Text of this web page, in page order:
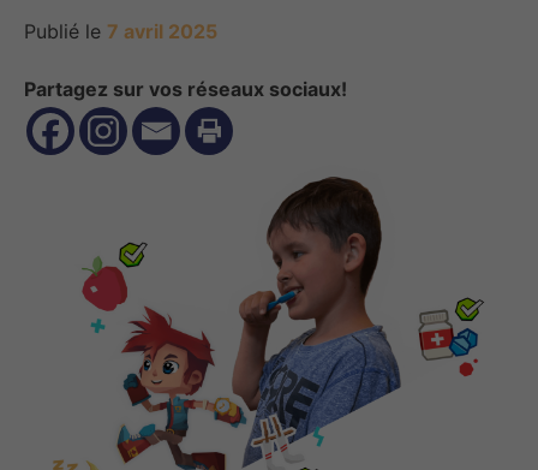
Publié le 7 avril 2025
Partagez sur vos réseaux sociaux!